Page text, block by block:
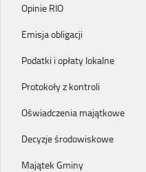
Opinie RIO
Emisja obligacji
Podatki i opłaty lokalne
Protokoły z kontroli
Oświadczenia majątkowe
Decyzje środowiskowe
Majątek Gminy